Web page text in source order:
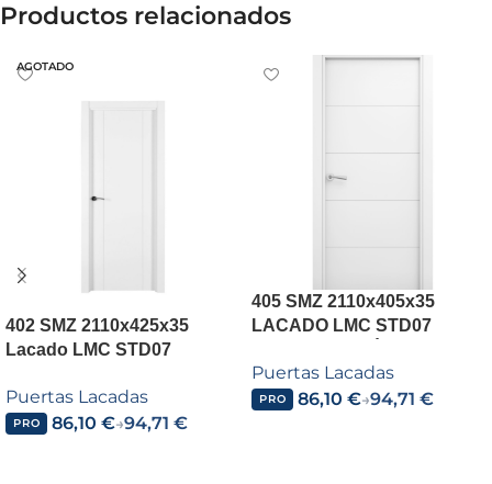
Productos relacionados
AGOTADO
402 SMZ 2110x425x35
Lacado LMC STD07
Puertas Lacadas
PRO 86,10€→94,71€
405 SMZ 2110x405x35
LACADO LMC STD07
Puertas Lacadas
PRO 86,10€→94,71€